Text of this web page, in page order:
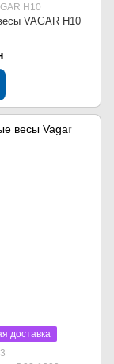
Н10
VAGAR Н10
доставка
3